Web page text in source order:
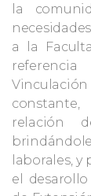
la
a la
relación
laborales,
el